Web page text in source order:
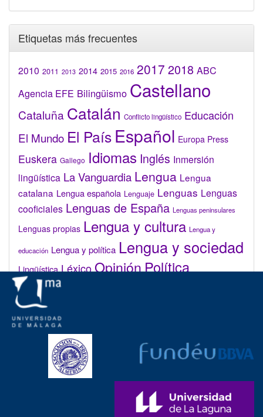
Etiquetas más frecuentes
2010 2011 2013 2014 2015 2016 2017 2018 ABC
Agencia EFE Bilingüismo Castellano
Cataluña Catalán Conflicto lingüístico Educación
El Mundo El País Español Europa Press
Euskera Gallego Idiomas Inglés Inmersión
lingüística La Vanguardia Lengua Lengua
catalana Lengua española Lenguaje Lenguas Lenguas
cooficiales Lenguas de España Lenguas peninsulares
Lenguas propias Lengua y cultura Lengua y
educación Lengua y política Lengua y sociedad
Lingüística LéxicoOpiniónPolítica
lingüística
Valenciano
Administrar